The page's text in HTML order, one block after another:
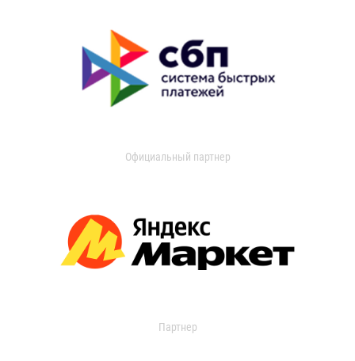
Официальный партнер
Партнер